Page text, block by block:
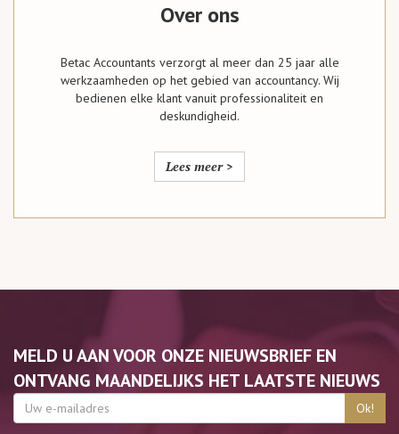
Over ons
Betac Accountants verzorgt al meer dan 25 jaar alle
werkzaamheden op het gebied van accountancy. Wij
bedienen elke klant vanuit professionaliteit en
deskundigheid.
Lees meer >
MELD U AAN VOOR ONZE NIEUWSBRIEF EN
ONTVANG MAANDELIJKS HET LAATSTE NIEUWS
Ok!